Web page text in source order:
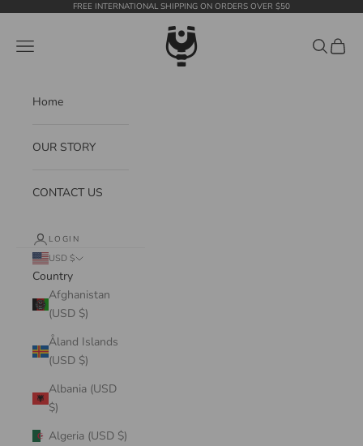
Skip to contentFREE INTERNATIONAL SHIPPING ON ORDERS OVER $50
WildTension
Navigation menu Search
Cart
Home
OUR STORY
CONTACT US
LOGIN
USD $
Country
Afghanistan
(USD $)
Åland Islands
(USD $)
Albania (USD
$)
Algeria (USD $)